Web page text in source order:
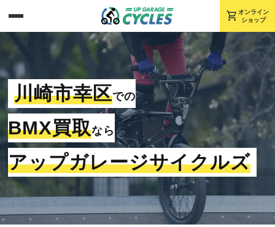
shopping_cart オンライン
ショップ
川崎市幸区での
BMX買取なら
アップガレージサイクルズ